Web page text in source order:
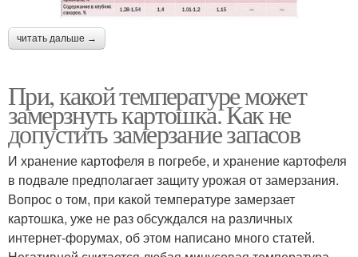
читать дальше →
При, какой температуре может
замерзнуть картошка. Как не
допустить замерзание запасов
И хранение картофеля в погребе, и хранение картофеля
в подвале предполагает защиту урожая от замерзания.
Вопрос о том, при какой температуре замерзает
картошка, уже не раз обсуждался на различных
интернет-форумах, об этом написано много статей.